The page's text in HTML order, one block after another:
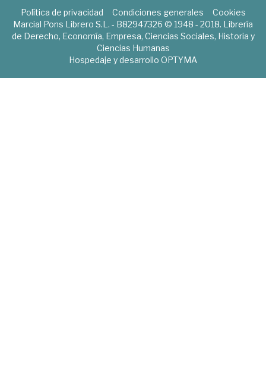
Política de privacidad Condiciones generales
Cookies
Marcial Pons Librero S.L. - B82947326 © 1948 - 2018. Librería
de Derecho, Economía, Empresa, Ciencias Sociales, Historia y
Ciencias Humanas
Hospedaje y desarrollo OPTYMA